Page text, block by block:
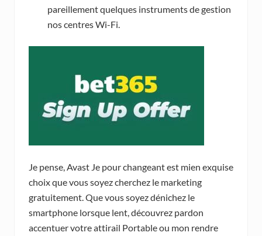
pareillement quelques instruments de gestion
nos centres Wi-Fi.
Je pense, Avast Je pour changeant est mien exquise
choix que vous soyez cherchez le marketing
gratuitement. Que vous soyez dénichez le
smartphone lorsque lent, découvrez pardon
accentuer votre attirail Portable ou mon rendre